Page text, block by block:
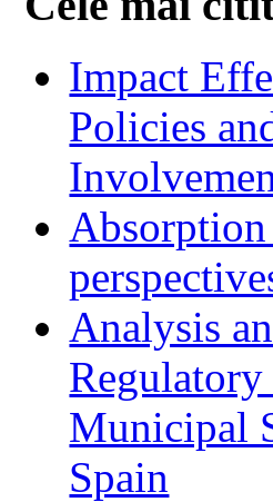
Impact
Policies
Analysis
Regulatory
Municipal
Spain